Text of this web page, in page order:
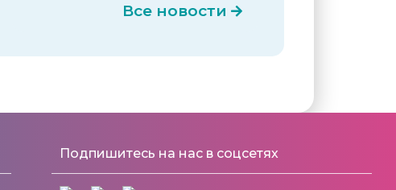
Все новости
Подпишитесь на нас в соцсетях